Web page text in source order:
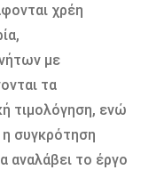
χρέη
με
τα
τιμολόγηση, ενώ
συγκρότηση
αναλάβει το έργο